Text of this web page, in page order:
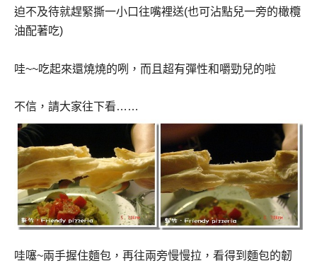
迫不及待就趕緊撕一小口往嘴裡送(也可沾點兒一旁的橄欖
油配著吃)
哇~~吃起來還燒燒的咧，而且超有彈性和嚼勁兒的啦
不信，請大家往下看……
哇噻~兩手握住麵包，再往兩旁慢慢拉，看得到麵包的韌